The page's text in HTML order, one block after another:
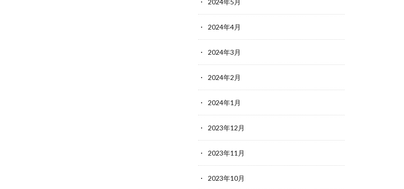
2024年5月
2024年4月
2024年3月
2024年2月
2024年1月
2023年12月
2023年11月
2023年10月